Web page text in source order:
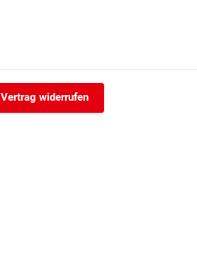
Vertrag widerrufen